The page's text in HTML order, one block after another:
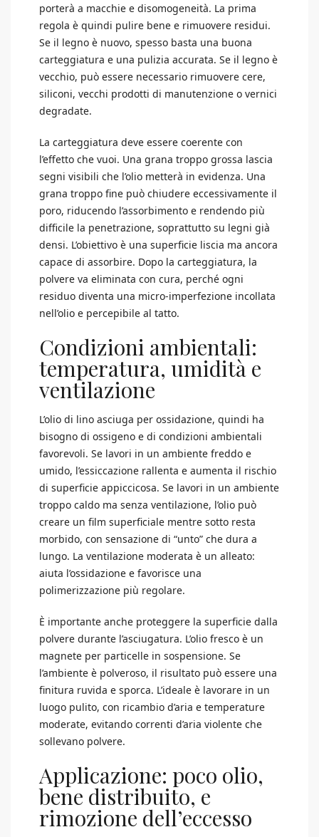
porterà a macchie e disomogeneità. La prima
regola è quindi pulire bene e rimuovere residui.
Se il legno è nuovo, spesso basta una buona
carteggiatura e una pulizia accurata. Se il legno è
vecchio, può essere necessario rimuovere cere,
siliconi, vecchi prodotti di manutenzione o vernici
degradate.
La carteggiatura deve essere coerente con
l’effetto che vuoi. Una grana troppo grossa lascia
segni visibili che l’olio metterà in evidenza. Una
grana troppo fine può chiudere eccessivamente il
poro, riducendo l’assorbimento e rendendo più
difficile la penetrazione, soprattutto su legni già
densi. L’obiettivo è una superficie liscia ma ancora
capace di assorbire. Dopo la carteggiatura, la
polvere va eliminata con cura, perché ogni
residuo diventa una micro-imperfezione incollata
nell’olio e percepibile al tatto.
Condizioni ambientali:
temperatura, umidità e
ventilazione
L’olio di lino asciuga per ossidazione, quindi ha
bisogno di ossigeno e di condizioni ambientali
favorevoli. Se lavori in un ambiente freddo e
umido, l’essiccazione rallenta e aumenta il rischio
di superficie appiccicosa. Se lavori in un ambiente
troppo caldo ma senza ventilazione, l’olio può
creare un film superficiale mentre sotto resta
morbido, con sensazione di “unto” che dura a
lungo. La ventilazione moderata è un alleato:
aiuta l’ossidazione e favorisce una
polimerizzazione più regolare.
È importante anche proteggere la superficie dalla
polvere durante l’asciugatura. L’olio fresco è un
magnete per particelle in sospensione. Se
l’ambiente è polveroso, il risultato può essere una
finitura ruvida e sporca. L’ideale è lavorare in un
luogo pulito, con ricambio d’aria e temperature
moderate, evitando correnti d’aria violente che
sollevano polvere.
Applicazione: poco olio,
bene distribuito, e
rimozione dell’eccesso